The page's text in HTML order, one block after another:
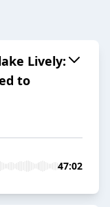
Lively:
to
47:02